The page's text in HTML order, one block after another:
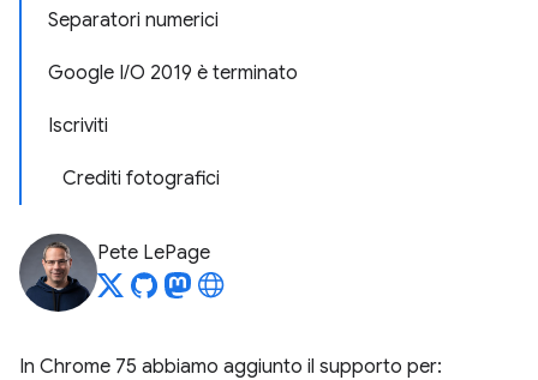
Separatori numerici
Google I/O 2019 è terminato
Iscriviti
Crediti fotografici
Pete LePage
In Chrome 75 abbiamo aggiunto il supporto per: